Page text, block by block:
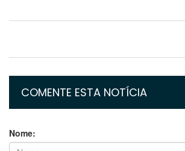
fio da meada durante
constante e enfrentar
atividades de leitura e
estão funcionando no
acelerados, e isso tem
altos”, explica.
COMENTE ESTA NOTÍCIA
Nome: